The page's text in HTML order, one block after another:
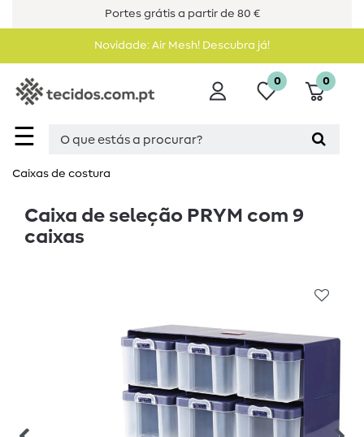
Portes grátis a partir de 80 €
Novidade: Air Mesh! Descubra já!
☰
0 0
Caixas de costura
Caixa de seleção PRYM com 9
caixas